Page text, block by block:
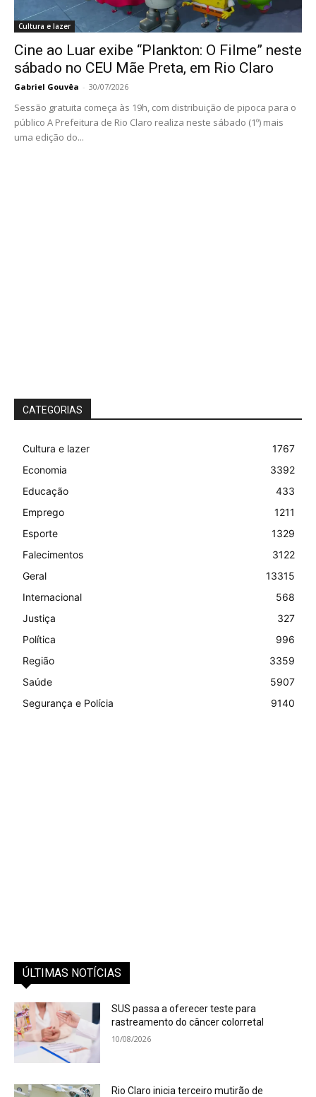
Cultura e lazer
Cine ao Luar exibe “Plankton: O Filme” neste
sábado no CEU Mãe Preta, em Rio Claro
Gabriel Gouvêa - 30/07/2026
Sessão gratuita começa às 19h, com distribuição de pipoca para o
público A Prefeitura de Rio Claro realiza neste sábado (1º) mais
uma edição do...
CATEGORIAS
Cultura e lazer
1767
Economia
3392
Educação
433
Emprego
1211
Esporte
1329
Falecimentos
3122
Geral
13315
Internacional
568
Justiça
327
Política
996
Região
3359
Saúde
5907
Segurança e Polícia
9140
ÚLTIMAS NOTÍCIAS
SUS passa a oferecer teste para
rastreamento do câncer colorretal
10/08/2026
Rio Claro inicia terceiro mutirão de